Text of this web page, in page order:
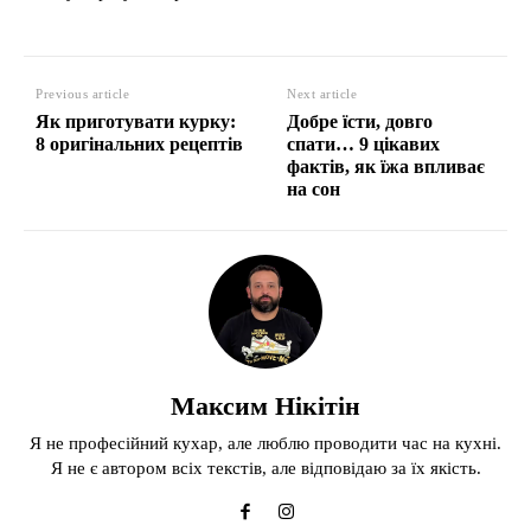
Previous article
Як приготувати курку:
8 оригінальних рецептів
Next article
Добре їсти, довго
спати… 9 цікавих
фактів, як їжа впливає
на сон
Максим Нікітін
Я не професійний кухар, але люблю проводити час на кухні.
Я не є автором всіх текстів, але відповідаю за їх якість.